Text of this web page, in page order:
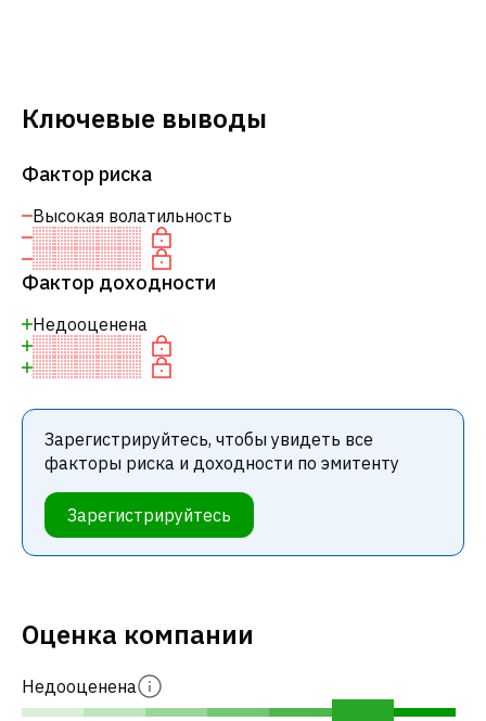
Ключевые выводы
Фактор риска
Высокая волатильность
Фактор доходности
Недооценена
Зарегистрируйтесь, чтобы увидеть все
факторы риска и доходности по эмитенту
Зарегистрируйтесь
Оценка компании
Недооценена